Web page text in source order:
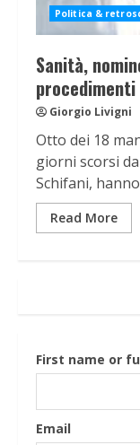
Politica &
Sanità,
Giorgio Livigni
Otto dei 18
giorni scorsi
Schifani,
Read More
First name or
Email